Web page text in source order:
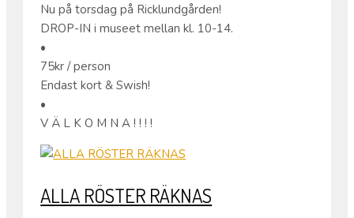
Nu på torsdag på Ricklundgården!
DROP-IN i museet mellan kl. 10-14.
•
75kr / person
Endast kort & Swish!
•
V Ä L K O M N A ! ! ! !
ALLA RÖSTER RÄKNAS